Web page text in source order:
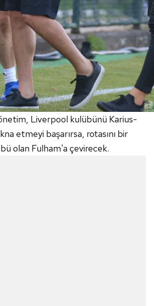
Liverpool kulübünü Karius-
etmeyi başarırsa, rotasını bir
olan Fulham'a çevirecek.